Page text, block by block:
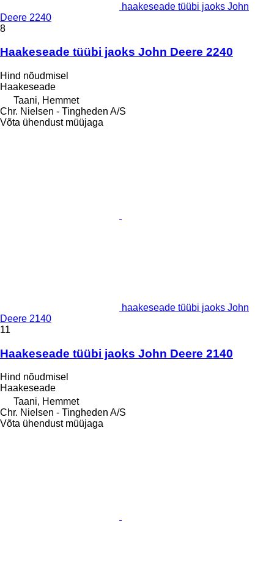
haakeseade tüübi jaoks John
Deere 2240
8
Haakeseade tüübi jaoks John Deere 2240
Hind nõudmisel
Haakeseade
Taani, Hemmet
Chr. Nielsen - Tingheden A/S
Võta ühendust müüjaga
haakeseade tüübi jaoks John
Deere 2140
11
Haakeseade tüübi jaoks John Deere 2140
Hind nõudmisel
Haakeseade
Taani, Hemmet
Chr. Nielsen - Tingheden A/S
Võta ühendust müüjaga